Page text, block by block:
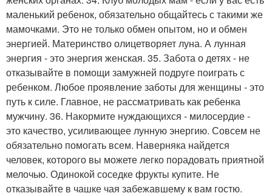
маленький ребенок, обязательно общайтесь с такими же
мамочками. Это не только обмен опытом, но и обмен
энергией. Материнство олицетворяет луна. А лунная
энергия - это энергия женская. 35. Забота о детях - не
отказывайте в помощи замужней подруге поиграть с
ребенком. Любое проявление заботы для женщины - это
путь к силе. Главное, не рассматривать как ребенка
мужчину. 36. Накормите нуждающихся - милосердие -
это качество, усиливающее лунную энергию. Совсем не
обязательно помогать всем. Наверняка найдется
человек, которого вы можете легко порадовать приятной
мелочью. Одинокой соседке фрукты купите. Не
отказывайте в чашке чая забежавшему к вам гостю.